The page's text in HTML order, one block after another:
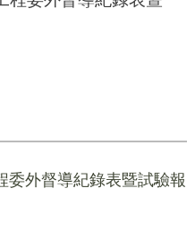
委外督導紀錄表暨試驗報